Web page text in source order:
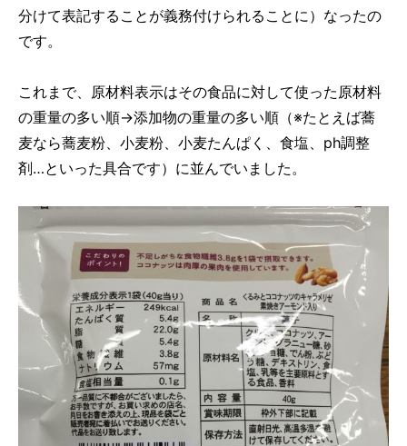
分けて表記することが義務付けられることに）なったの
です。
これまで、原材料表示はその食品に対して使った原材料
の重量の多い順→添加物の重量の多い順（※たとえば蕎
麦なら蕎麦粉、小麦粉、小麦たんぱく、食塩、ph調整
剤…といった具合です）に並んでいました。